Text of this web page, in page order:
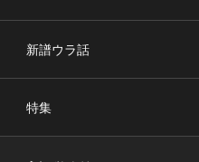
新譜ウラ話
特集